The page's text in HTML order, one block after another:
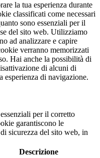
la tua esperienza durante
classificati come necessari
sono essenziali per il
del sito web. Utilizziamo
ad analizzare e capire
verranno memorizzati
Hai anche la possibilità di
di alcuni di
esperienza di navigazione.
per il corretto
garantiscono le
sicurezza del sito web, in
Descrizione